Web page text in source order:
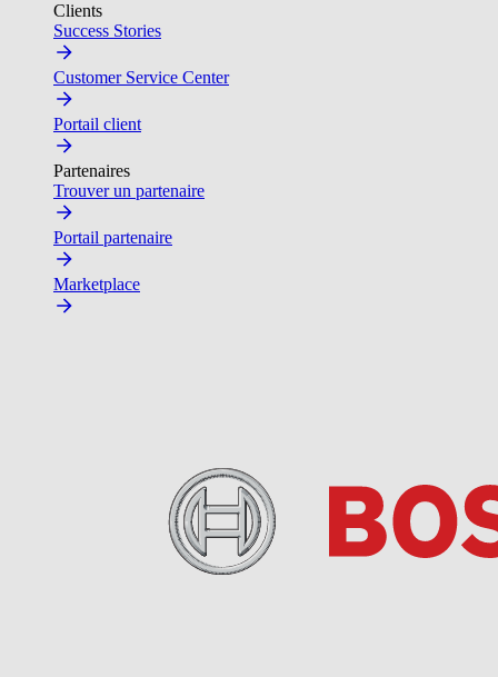
Clients
Success Stories
Customer Service Center
Portail client
Partenaires
Trouver un partenaire
Portail partenaire
Marketplace